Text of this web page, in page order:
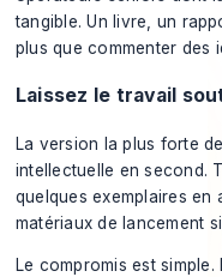
tangible. Un livre, un
plus que commenter des
Laissez le travail
La version la plus forte
intellectuelle en second.
quelques exemplaires en
matériaux de lancement
Le compromis est